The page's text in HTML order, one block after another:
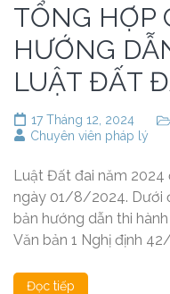
TỔNG HỢP
HƯỚNG
LUẬT ĐẤT
17 Tháng 12, 2024
Chuyên viên pháp lý
Luật Đất đai năm
ngày 01/8/2024. Dưới
bản hướng dẫn thi
Văn bản 1 Nghị định
Đọc tiếp